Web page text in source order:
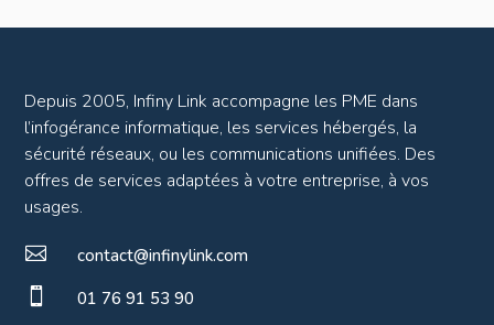
Depuis 2005, Infiny Link accompagne les PME dans
l’infogérance informatique, les services hébergés, la
sécurité réseaux, ou les communications unifiées. Des
offres de services adaptées à votre entreprise, à vos
usages.
 contact@infinylink.com
 01 76 91 53 90